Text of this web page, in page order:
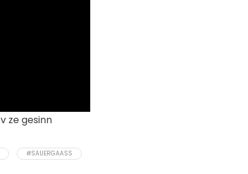
ze gesinn
#SAUERGAASS